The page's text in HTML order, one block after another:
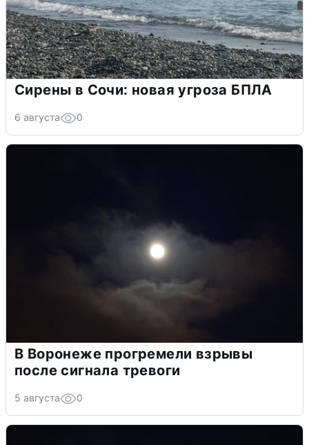
Сирены в Сочи: новая угроза БПЛА
6 августа 0
В Воронеже прогремели взрывы
после сигнала тревоги
5 августа 0